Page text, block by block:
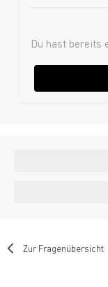
Du hast bereits
Zur Fragenübersicht